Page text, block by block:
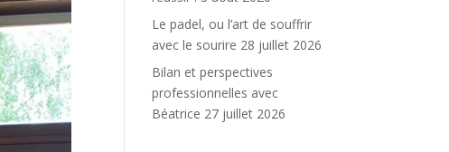
Le padel, ou l’art de souffrir
avec le sourire 28 juillet 2026
Bilan et perspectives
professionnelles avec
Béatrice 27 juillet 2026